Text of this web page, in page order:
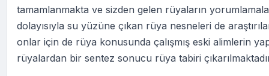
tamamlanmakta ve sizden gelen rüyaların
dolayısıyla su yüzüne çıkan rüya nesneleri de
onlar için de rüya konusunda çalışmış eski alimlerin
rüyalardan bir sentez sonucu rüya tabiri